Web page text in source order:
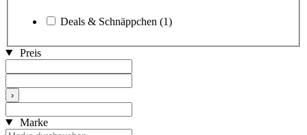
Deals & Schnäppchen (1)
Preis
›
Marke